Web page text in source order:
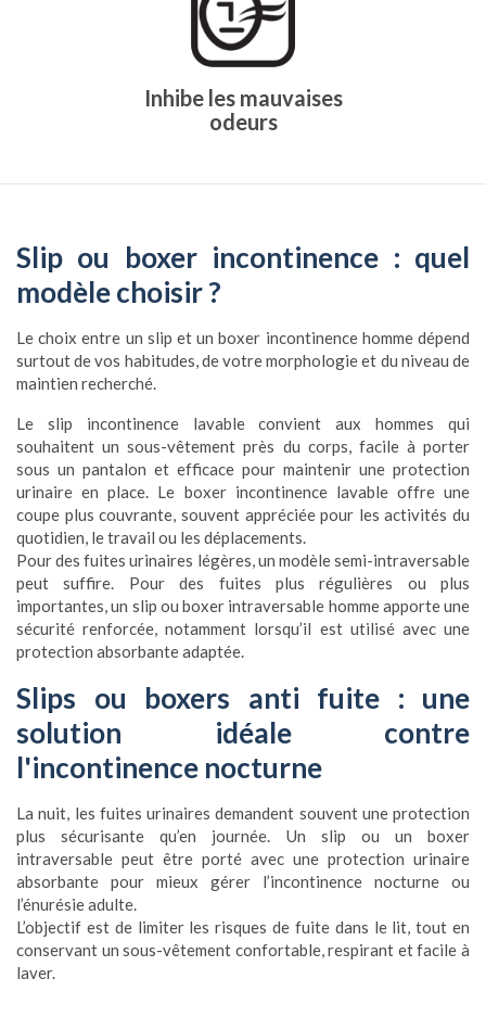
Inhibe les mauvaises
odeurs
Slip ou boxer incontinence : quel
modèle choisir ?
Le choix entre un slip et un boxer incontinence homme dépend
surtout de vos habitudes, de votre morphologie et du niveau de
maintien recherché.
Le slip incontinence lavable convient aux hommes qui
souhaitent un sous-vêtement près du corps, facile à porter
sous un pantalon et efficace pour maintenir une protection
urinaire en place. Le boxer incontinence lavable offre une
coupe plus couvrante, souvent appréciée pour les activités du
quotidien, le travail ou les déplacements.
Pour des fuites urinaires légères, un modèle semi-intraversable
peut suffire. Pour des fuites plus régulières ou plus
importantes, un slip ou boxer intraversable homme apporte une
sécurité renforcée, notamment lorsqu’il est utilisé avec une
protection absorbante adaptée.
Slips ou boxers anti fuite : une
solution idéale contre
l'incontinence nocturne
La nuit, les fuites urinaires demandent souvent une protection
plus sécurisante qu’en journée. Un slip ou un boxer
intraversable peut être porté avec une protection urinaire
absorbante pour mieux gérer l’incontinence nocturne ou
l’énurésie adulte.
L’objectif est de limiter les risques de fuite dans le lit, tout en
conservant un sous-vêtement confortable, respirant et facile à
laver.